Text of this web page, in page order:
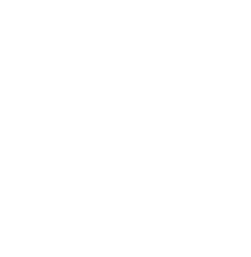
quan, chiêm ngưỡng những đồ chế biến
10.000 hiện vật được đưa về từ bảo tàng
sản xuất và chế biến cà phê của người Việt